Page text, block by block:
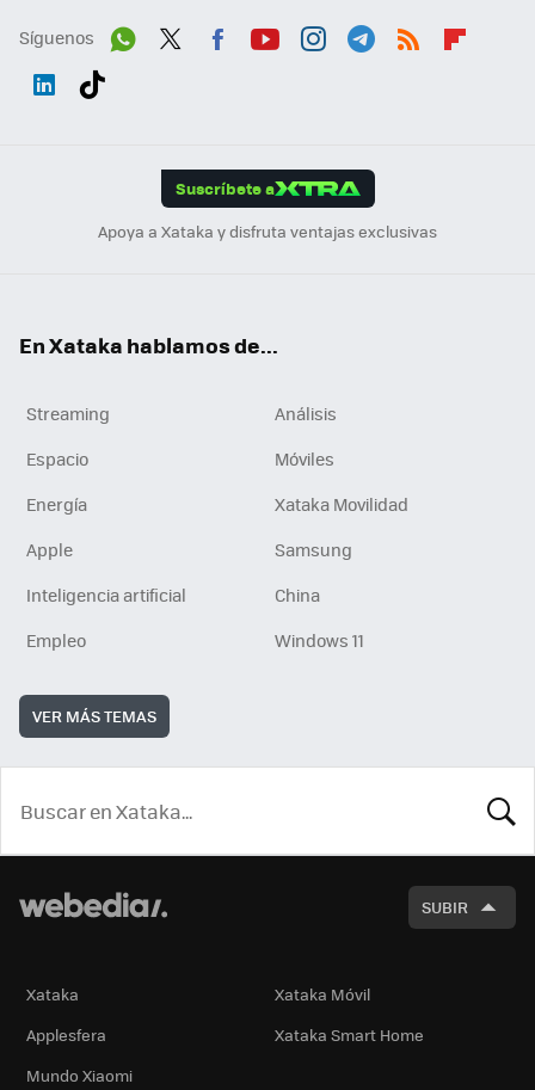
Síguenos
Suscríbete a
Apoya a Xataka y disfruta ventajas exclusivas
En Xataka hablamos de...
Streaming
Análisis
Espacio
Móviles
Energía
Xataka Movilidad
Apple
Samsung
Inteligencia artificial
China
Empleo
Windows 11
VER MÁS TEMAS
SUBIR
Xataka
Xataka Móvil
Applesfera
Xataka Smart Home
Mundo Xiaomi